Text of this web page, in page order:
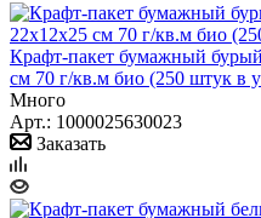
Крафт-пакет бумажный
см 70 г/кв.м био (250 штук в
Много
Арт.: 1000025630023
Заказать